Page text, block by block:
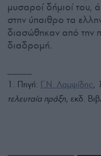
μυσαροί δήμιοί του,
στην ύπαιθρο τα
διασώθηκαν από την
διαδρομή.
1. Πηγή: Γ.Ν. Λαμψίδης,
τελευταία πράξη, εκδ.